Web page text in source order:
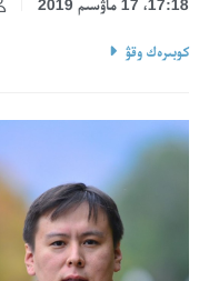
17:18، 17 ماۋسىم 2019
كوبىرەك وقۋ